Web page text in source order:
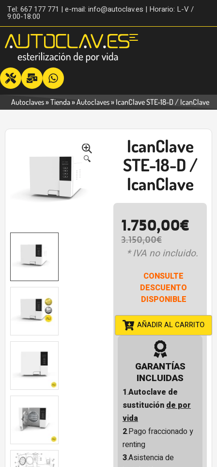
Tel: 667 177 771 | e-mail: info@autoclav.es | Horario: L-V /
9:00-18:00
Autoclaves»Tienda»Autoclaves» IcanClave STE-18-D / IcanClave
🔍
IcanClave
STE-18-D /
IcanClave
3.150,00€
1.750,00€
* IVA no incluido.
CONSULTE
DESCUENTO
DISPONIBLE
AÑADIR AL CARRITO
GARANTÍAS
INCLUIDAS
1.Autoclave de
sustituciónde por
vida
2.Pago fraccionado y
renting
3.Asistencia de